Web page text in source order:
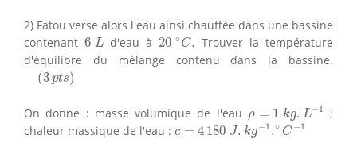
2) Fatou verse alors l'eau ainsi chauffée dans une bassine
contenant6 L
6 L d'eau à 20 ∘C.
20 ∘C
Trouver la température
d'équilibre du mélange contenu dans la bassine.
(3 pts)
pts)
On donne : masse volumique de l'eau ρ = 1 kg. L−1
k g. −1
;
chaleur massique de l'eau : c = 4 180 J. kg−1 .∘ C−1
c=4 180J.kg −1 .∘ C −1